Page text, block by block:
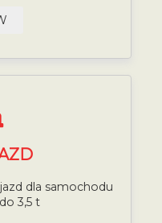
dla samochodu
3,5 t